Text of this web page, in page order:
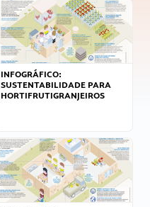
INFOGRÁFICO:
SUSTENTABILIDADE PARA
HORTIFRUTIGRANJEIROS